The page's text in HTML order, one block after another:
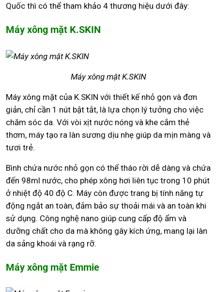
Quốc thì có thể tham khảo 4 thương hiệu dưới đây:
Máy xông mặt K.SKIN
Máy xông mặt K.SKIN
Máy xông mặt của K.SKIN với thiết kế nhỏ gọn và đơn
giản, chỉ cần 1 nút bật tắt, là lựa chọn lý tưởng cho việc
chăm sóc da. Với vòi xịt nước nóng và khe cắm thẻ
thơm, máy tạo ra làn sương dịu nhẹ giúp da mịn màng và
tươi trẻ.
Bình chứa nước nhỏ gọn có thể tháo rời dễ dàng và chứa
đến 98ml nước, cho phép xông hơi liên tục trong 10 phút
ở nhiệt độ 40 độ C. Máy còn được trang bị tính năng tự
động ngắt an toàn, đảm bảo sự thoải mái và an toàn khi
sử dụng. Công nghệ nano giúp cung cấp độ ẩm và
dưỡng chất cho da mà không gây kích ứng, mang lại làn
da sảng khoái và rạng rỡ.
Máy xông mặt Emmie